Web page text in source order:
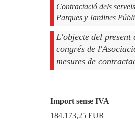
Contractació dels
Parques y Jardines
L'objecte del present
congrés de
mesures de
Import sense IVA
184.173,25 EUR